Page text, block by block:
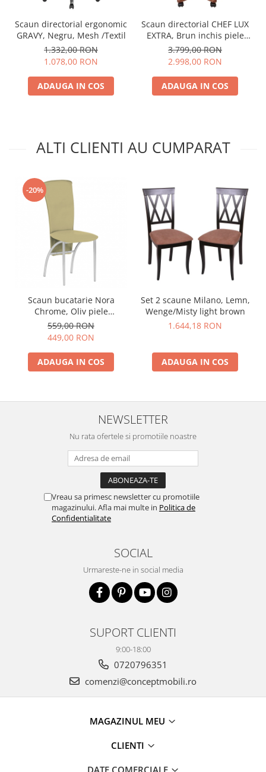
Scaun directorial ergonomic
GRAVY, Negru, Mesh /Textil
1.332,00 RON
1.078,00 RON
ADAUGA IN COS
Scaun directorial CHEF LUX
EXTRA, Brun inchis piele
naturala
3.799,00 RON
2.998,00 RON
ADAUGA IN COS
ALTI CLIENTI AU CUMPARAT
-20%
Scaun bucatarie Nora
Chrome, Oliv piele
ecologica
559,00 RON
449,00 RON
ADAUGA IN COS
Set 2 scaune Milano, Lemn,
Wenge/Misty light brown
1.644,18 RON
ADAUGA IN COS
NEWSLETTER
Nu rata ofertele si promotiile noastre
Vreau sa primesc newsletter cu promotiile
magazinului. Afla mai multe in Politica de
Confidentialitate
SOCIAL
Urmareste-ne in social media
SUPORT CLIENTI
9:00-18:00
0720796351
comenzi@conceptmobili.ro
MAGAZINUL MEU
CLIENTI
DATE COMERCIALE